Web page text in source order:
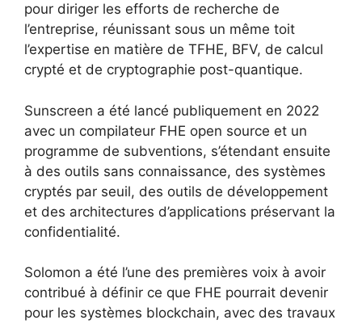
pour diriger les efforts de recherche de
l’entreprise, réunissant sous un même toit
l’expertise en matière de TFHE, BFV, de calcul
crypté et de cryptographie post-quantique.
Sunscreen a été lancé publiquement en 2022
avec un compilateur FHE open source et un
programme de subventions, s’étendant ensuite
à des outils sans connaissance, des systèmes
cryptés par seuil, des outils de développement
et des architectures d’applications préservant la
confidentialité.
Solomon a été l’une des premières voix à avoir
contribué à définir ce que FHE pourrait devenir
pour les systèmes blockchain, avec des travaux